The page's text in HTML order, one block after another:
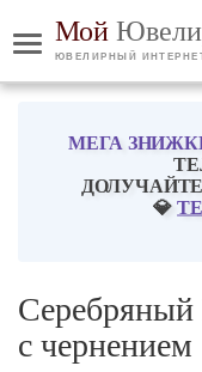
Мой
ЮВЕЛИРНЫЙ
МЕГА
💎
Серебряный
с чернением